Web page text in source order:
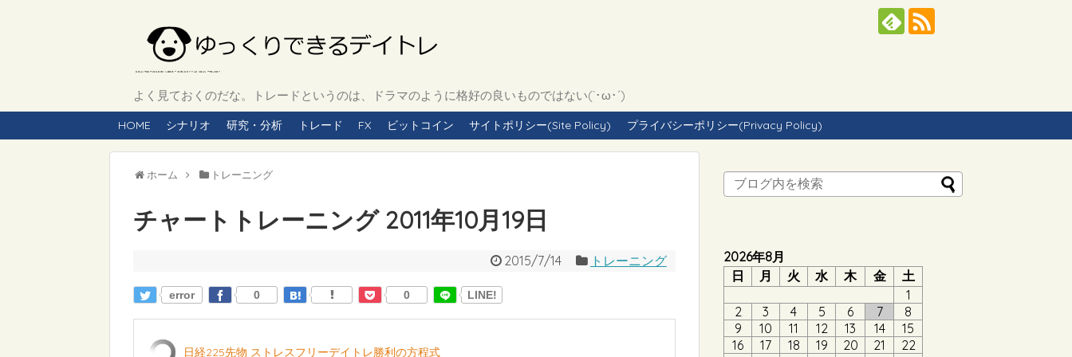
よく見ておくのだな。トレードというのは、ドラマのように格好の良いものではない(`･ω･´)
HOME シナリオ 研究・分析 トレード FX ビットコイン サイトポリシー(Site Policy) プライバシーポリシー(Privacy Policy)
ホーム トレーニング
チャートトレーニング 2011年10月19日
2015/7/14 トレーニング
error 0 0 LINE!
日経225先物 ストレスフリーデイトレ勝利の方程式
2026年8月
日
月 火 水 木 金
土
1
2
3 4 5 6 7
8
9
10 11 12 13 14
15
16
17 18 19 20 21
22